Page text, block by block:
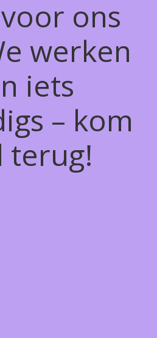
ons
werken
iets
– kom
terug!